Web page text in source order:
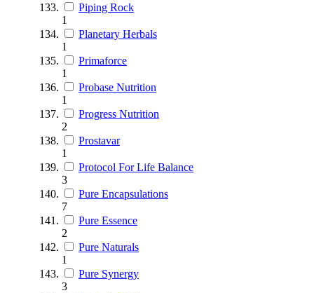
Piping Rock
1
Planetary Herbals
1
Primaforce
1
Probase Nutrition
1
Progress Nutrition
2
Prostavar
1
Protocol For Life Balance
3
Pure Encapsulations
7
Pure Essence
2
Pure Naturals
1
Pure Synergy
3